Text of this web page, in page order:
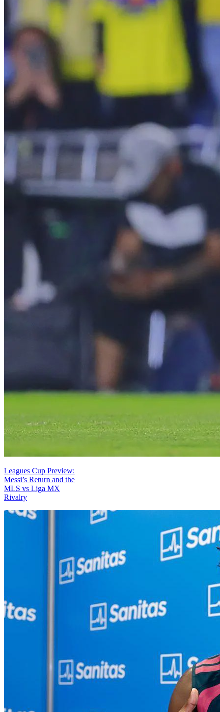
Leagues Cup Preview:
Messi’s Return and the
MLS vs Liga MX
Rivalry